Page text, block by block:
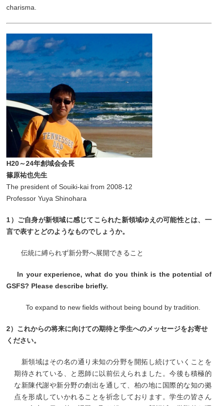
charisma.
H20～24年創域会会長
篠原祐也先生
The president of Souiki-kai from 2008-12
Professor Yuya Shinohara
1）ご自身が新領域に感じてこられた新領域ゆえの可能性とは、一
言で表すとどのようなものでしょうか。
伝統に縛られず新分野へ展開できること
In your experience, what do you think is the potential of
GSFS? Please describe briefly.
To expand to new fields without being bound by tradition.
2）これからの将来に向けての期待と学生へのメッセージをお寄せ
ください。
新領域はその名の通り未知の分野を開拓し続けていくことを
期待されている、と恩師に以前伝えられました。今後も積極的
な新陳代謝や新分野の創出を通して、柏の地に国際的な知の拠
点を形成していかれることを祈念しております。学生の皆さん